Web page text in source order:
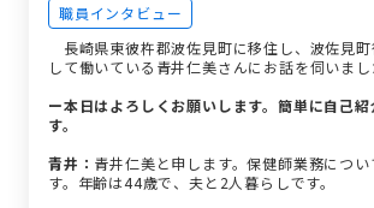
職員インタビュー
長崎県東彼杵郡波佐見町に移住し、波佐見町
して働いている青井仁美さんにお話を伺いま
ー本日はよろしくお願いします。簡単に自己
す。
青井： 青井仁美と申します。保健師業務につ
す。年齢は44歳で、夫と2人暮らしです。